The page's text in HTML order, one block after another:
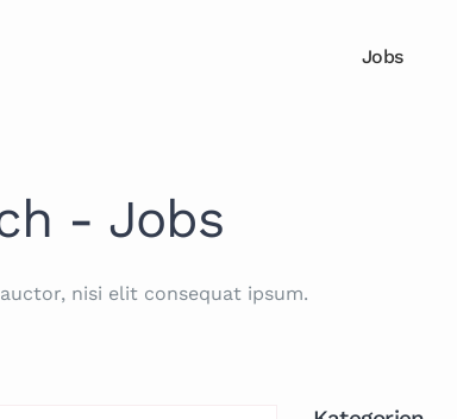
Jobs
- Jobs
nisi elit consequat ipsum.